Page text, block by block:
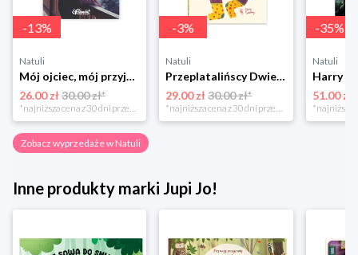
-13%
Natuli
Mój ojciec, mój przyjaciel Element
26.00 zł30.00 zł*
*najniższa cena z 30 dni przed obniżką
-3%
Natuli
Przeplatalińscy Dwie siostry
29.00 zł 30.00 zł*
*najniższa cena z 30 dni przed obniżką
-35%
Natuli
51.00 zł
Zobacz wyprzedaże w Natuli
Inne produkty marki Jupi Jo!